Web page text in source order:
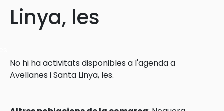
Linya, les
No hi ha activitats disponibles a l'agenda a
Avellanes i Santa Linya, les.